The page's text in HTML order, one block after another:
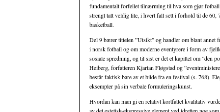
fundamentalt forfeilet tilnærming til hva som gjør
strengt tatt veldig lite, i hvert fall sett i forhold til de 60,
basketball.
Del 9 bærer tittelen ”Utsikt” og handler om blant
i norsk fotball og om moderne eventyrere i form av
sosiale spredning, og til sist er det et kapittel om ”den
Heiberg, forfatteren Kjartan Fløgstad og
består faktisk bare av et bilde fra en festival (s. 768).
eksempler på sin verbale formuleringskunst.
Hvordan kan man gi en relativt kortfattet kvalitativ